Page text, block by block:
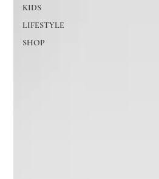
KIDS
LIFESTYLE
SHOP